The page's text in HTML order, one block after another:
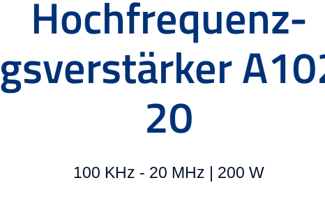
Hochfrequenz-
20
100 KHz - 20 MHz | 200 W